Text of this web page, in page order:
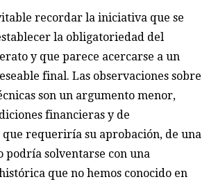
recordar la iniciativa que se
la obligatoriedad del
y que parece acercarse a un
final. Las observaciones sobre
son un argumento menor,
financieras y de
requeriría su aprobación, de una
podría solventarse con una
que no hemos conocido en